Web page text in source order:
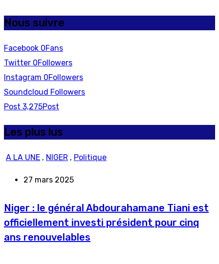
Nous suivre
Facebook 0Fans
Twitter 0Followers
Instagram 0Followers
Soundcloud Followers
Post 3,275Post
Les plus lus
A LA UNE , NIGER , Politique
27 mars 2025
Niger : le général Abdourahamane Tiani est
officiellement investi président pour cinq
ans renouvelables